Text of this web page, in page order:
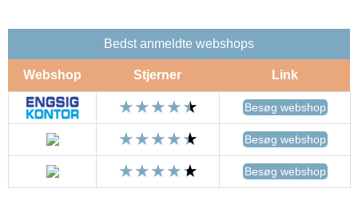
Bedst anmeldte webshops
Webshop Stjerner Link
Besøg webshop
Besøg webshop
Besøg webshop